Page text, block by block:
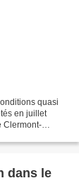
quasi
en juillet
Clermont-
dans le